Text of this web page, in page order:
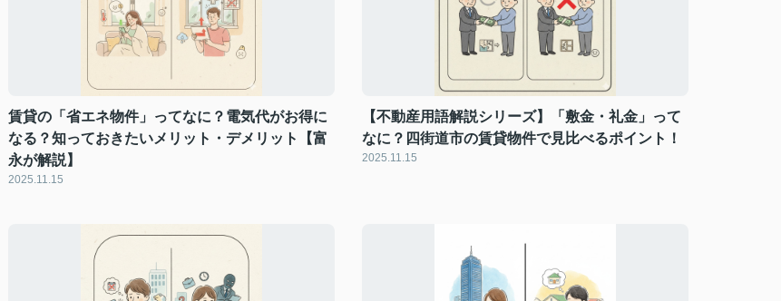
賃貸の「省エネ物件」ってなに？電気代がお得に
なる？知っておきたいメリット・デメリット【富
永が解説】
2025.11.15
【不動産用語解説シリーズ】「敷金・礼金」って
なに？四街道市の賃貸物件で見比べるポイント！
2025.11.15